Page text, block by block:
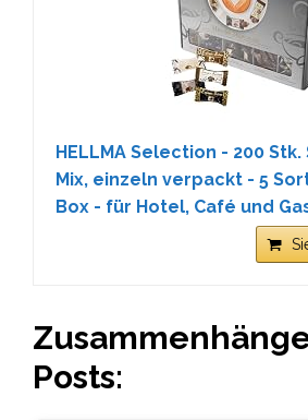
HELLMA Selection - 200
Mix, einzeln verpackt - 5
Box - für Hotel, Café und
Posts: